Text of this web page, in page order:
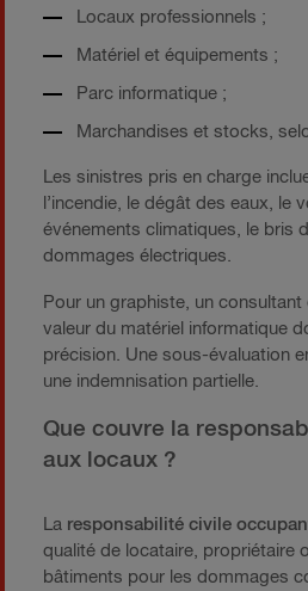
Locaux professionnels ;
Matériel et équipements ;
Parc informatique ;
Marchandises et stocks,
Les sinistres pris en charge
l’incendie, le dégât des eaux, le
événements climatiques, le bris
dommages électriques.
Pour un graphiste, un
valeur du matériel informatique
précision. Une sous-évaluation
une indemnisation partielle.
Que couvre la
aux locaux ?
La responsabilité civile
qualité de locataire, propriétaire
bâtiments pour les dommages